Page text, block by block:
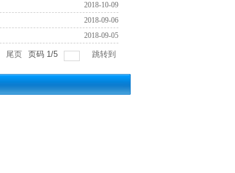
2018-10-09
2018-09-06
2018-09-05
尾页 页码 1/5 跳转到